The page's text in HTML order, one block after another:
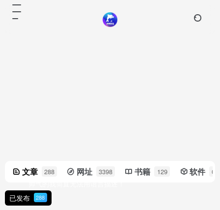
changgong
文章 288 网址 3398 书籍 129 软件 0
已发布 288